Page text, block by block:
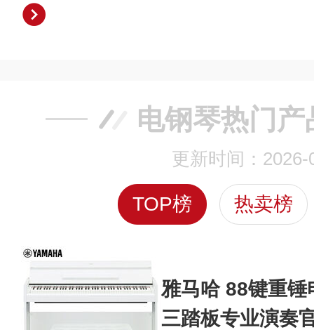
电钢琴热门产
更新时间：2026-
TOP榜 热卖榜
雅马哈 88键重
三踏板专业演奏